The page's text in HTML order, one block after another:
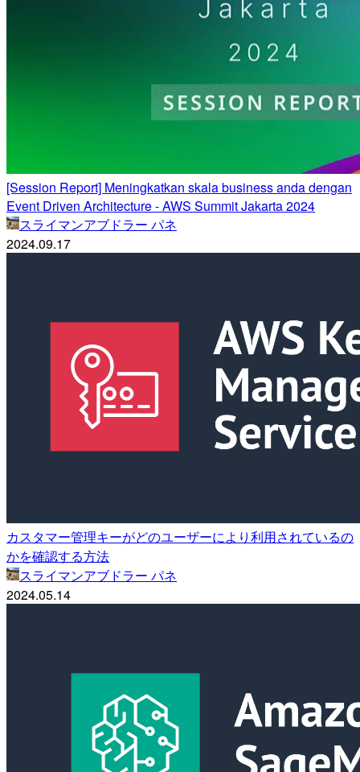
[Session Report] Meningkatkan skala business anda dengan
Event Driven Architecture - AWS Summit Jakarta 2024
スライマンアブドラー パネ
2024.09.17
カスタマー管理キーがどのユーザーにより利用されているの
かを確認する方法
スライマンアブドラー パネ
2024.05.14